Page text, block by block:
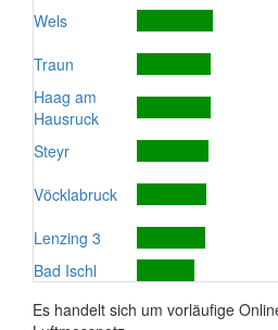
Wels
Traun
Haag am
Hausruck
Steyr
Vöcklabruck
Lenzing 3
Bad Ischl
Es handelt sich um vorläufige